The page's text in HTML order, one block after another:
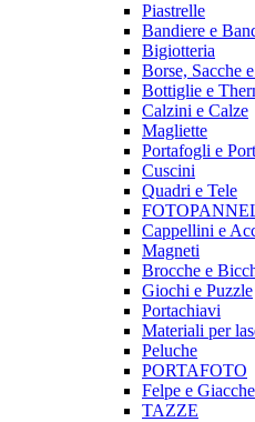
Piastrelle
Bandiere e
Bigiotteria
Borse, Sacche
Bottiglie e
Calzini e Calze
Magliette
Portafogli e
Cuscini
Quadri e Tele
Cappellini e
Magneti
Brocche e
Giochi e Puzzle
Portachiavi
Materiali per
Peluche
PORTAFOTO
Felpe e Giacche
TAZZE